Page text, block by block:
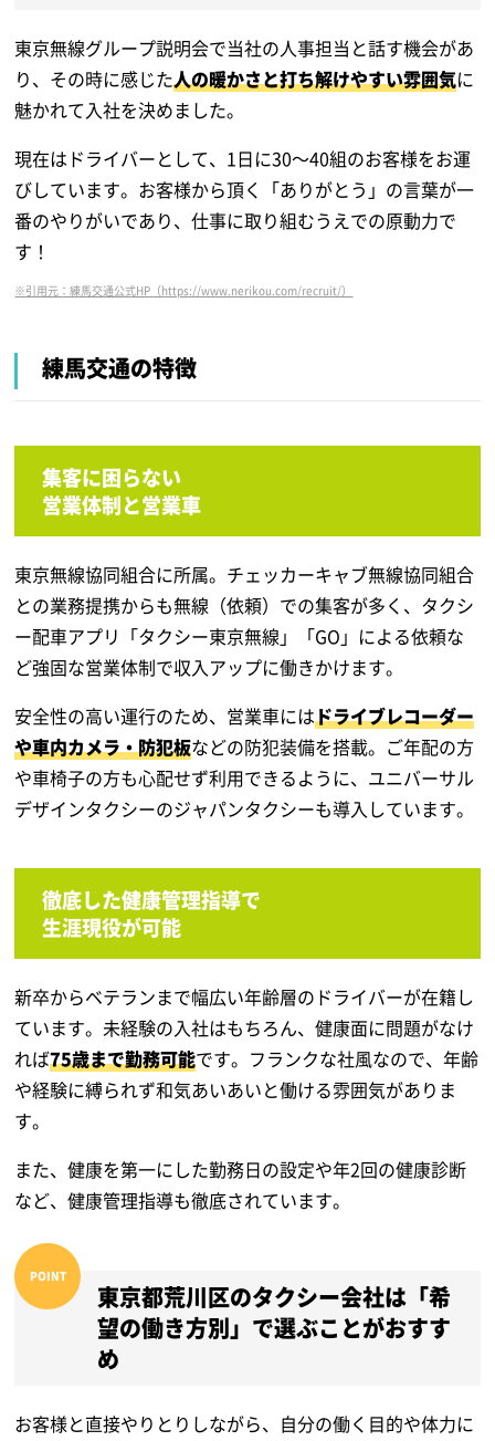
東京無線グループ説明会で当社の人事担当と話す機会があ
り、その時に感じた人の暖かさと打ち解けやすい雰囲気に
魅かれて入社を決めました。
現在はドライバーとして、1日に30～40組のお客様をお運
びしています。お客様から頂く「ありがとう」の言葉が一
番のやりがいであり、仕事に取り組むうえでの原動力で
す！
※引用元：練馬交通公式HP（https://www.nerikou.com/recruit/）
練馬交通の特徴
集客に困らない
営業体制と営業車
東京無線協同組合に所属。チェッカーキャブ無線協同組合
との業務提携からも無線（依頼）での集客が多く、タクシ
ー配車アプリ「タクシー東京無線」「GO」による依頼な
ど強固な営業体制で収入アップに働きかけます。
安全性の高い運行のため、営業車にはドライブレコーダー
や車内カメラ・防犯板などの防犯装備を搭載。ご年配の方
や車椅子の方も心配せず利用できるように、ユニバーサル
デザインタクシーのジャパンタクシーも導入しています。
徹底した健康管理指導で
生涯現役が可能
新卒からベテランまで幅広い年齢層のドライバーが在籍し
ています。未経験の入社はもちろん、健康面に問題がなけ
れば75歳まで勤務可能です。フランクな社風なので、年齢
や経験に縛られず和気あいあいと働ける雰囲気がありま
す。
また、健康を第一にした勤務日の設定や年2回の健康診断
など、健康管理指導も徹底されています。
東京都荒川区のタクシー会社は「希
望の働き方別」で選ぶことがおすす
め
お客様と直接やりとりしながら、自分の働く目的や体力に